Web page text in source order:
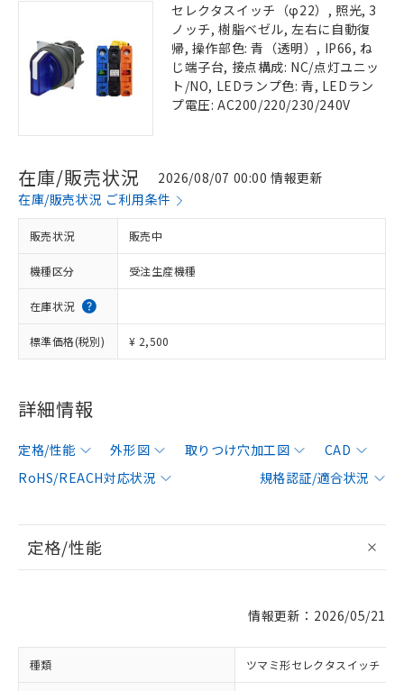
セレクタスイッチ（φ22）, 照光, 3
ノッチ, 樹脂ベゼル, 左右に自動復
帰, 操作部色: 青（透明）, IP66, ね
じ端子台, 接点構成: NC/点灯ユニッ
ト/NO, LEDランプ色: 青, LEDラン
プ電圧: AC200/220/230/240V
在庫/販売状況
2026/08/07 00:00 情報更新
在庫/販売状況 ご利用条件
販売状況 販売中
機種区分 受注生産機種
在庫状況
標準価格(税別) ¥ 2,500
詳細情報
定格/性能 外形図 取りつけ穴加工図
CAD
RoHS/REACH対応状況
規格認証/適合状況
定格/性能
情報更新：2026/05/21
種類 ツマミ形セレクタスイッチ